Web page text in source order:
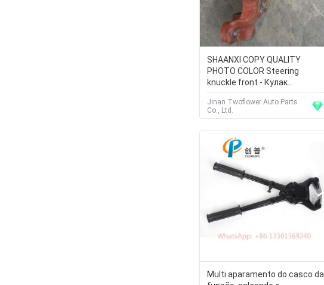
SHAANXI COPY QUALITY
PHOTO COLOR Steering
knuckle front - Кулак
поворотный 81.44201.0143
Jinan Twoflower Auto Parts
Co., Ltd.
Multi aparamento do casco da